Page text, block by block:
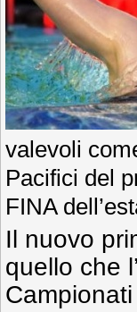
valevoli
Pacifici del
FINA
Il nuovo
quello che